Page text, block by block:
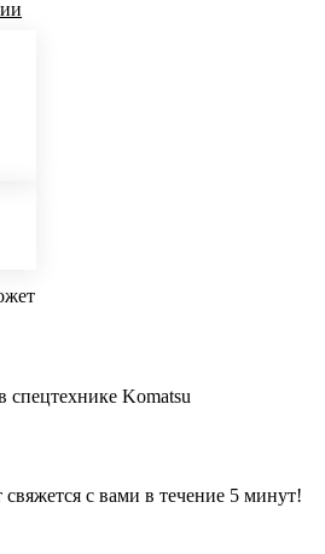
спецтехнике Komatsu
с вами в течение 5 минут!